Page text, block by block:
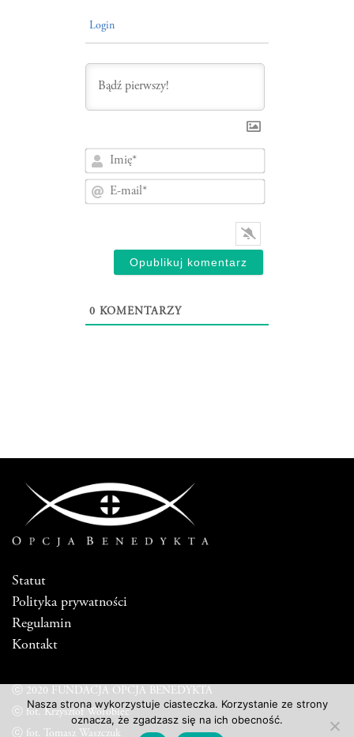
Login
mail*
0 KOMENTARZY
Statut
Polityka prywatności
Regulamin
Kontakt
ⓒ 2020 FUNDACJA OPCJA BENEDYKTA
ⓒ fot. Krzysztof Worobiec
ⓒ fot. Tomasz Waszczuk
Nasza strona wykorzystuje ciasteczka. Korzystanie ze strony
oznacza, że zgadzasz się na ich obecność.